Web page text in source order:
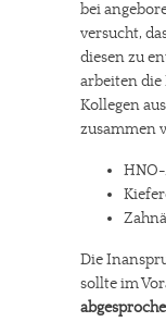
bei
versucht,
diesen zu
arbeiten
Kollegen
zusammen
Die
sollte im